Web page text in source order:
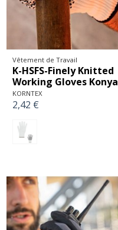
Vêtement de Travail
K-HSFS-Finely Knitted
Working Gloves Konya
KORNTEX
2,42 €